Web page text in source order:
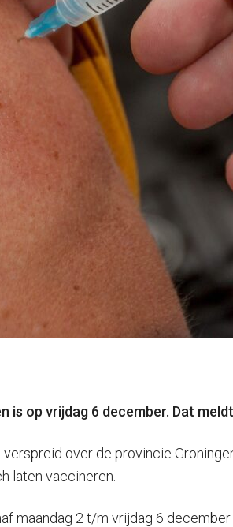
op vrijdag 6 december. Dat meldt
over de provincie
laten vaccineren.
maandag 2 t/m vrijdag 6